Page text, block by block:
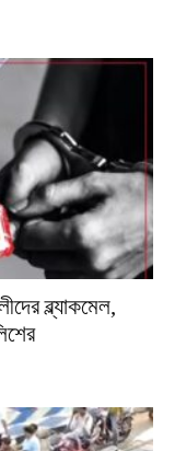
ব্ল্যাকমেল,